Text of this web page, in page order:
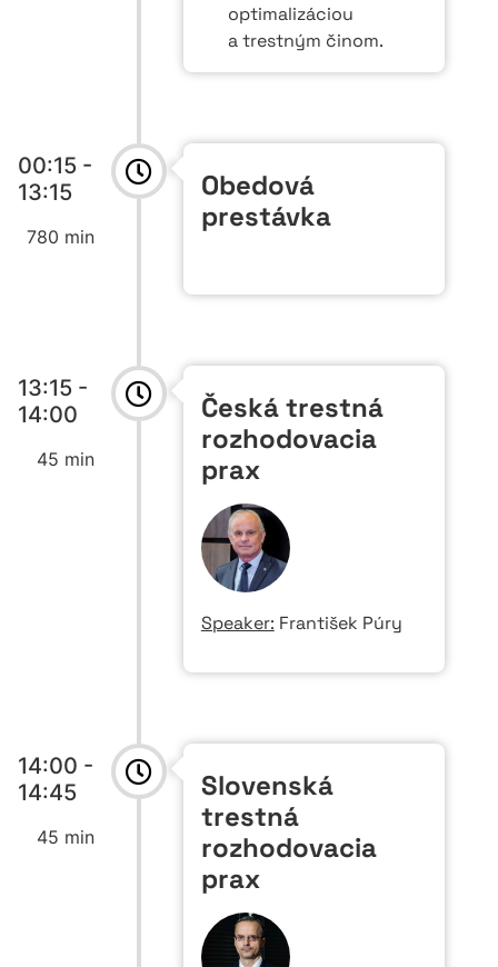
optimalizáciou
a trestným činom.
00:15 -
13:15
780 min
Obedová
prestávka
13:15 -
14:00
45 min
Česká trestná
rozhodovacia
prax
Speaker: František Púry
14:00 -
14:45
45 min
Slovenská
trestná
rozhodovacia
prax